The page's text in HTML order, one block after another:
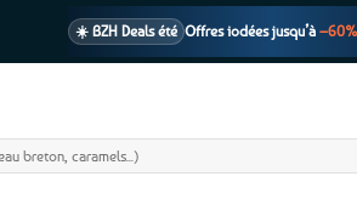
☀️ BZH Deals été Offres iodées jusqu’à –60%